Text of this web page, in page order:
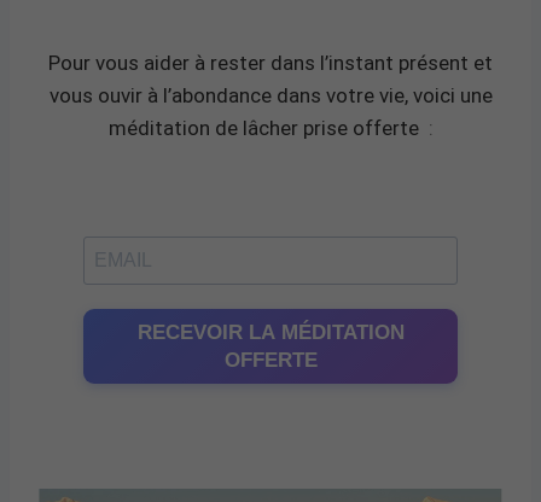
Pour vous aider à rester dans l’instant présent et
vous ouvir à l’abondance dans votre vie, voici une
méditation de lâcher prise offerte :
RECEVOIR LA MÉDITATION
OFFERTE